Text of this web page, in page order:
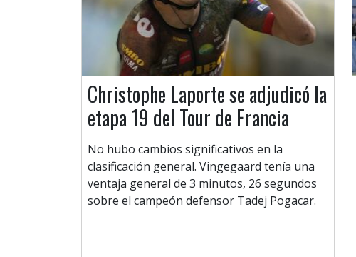
Christophe Laporte se adjudicó la
etapa 19 del Tour de Francia
No hubo cambios significativos en la
clasificación general. Vingegaard tenía una
ventaja general de 3 minutos, 26 segundos
sobre el campeón defensor Tadej Pogacar.